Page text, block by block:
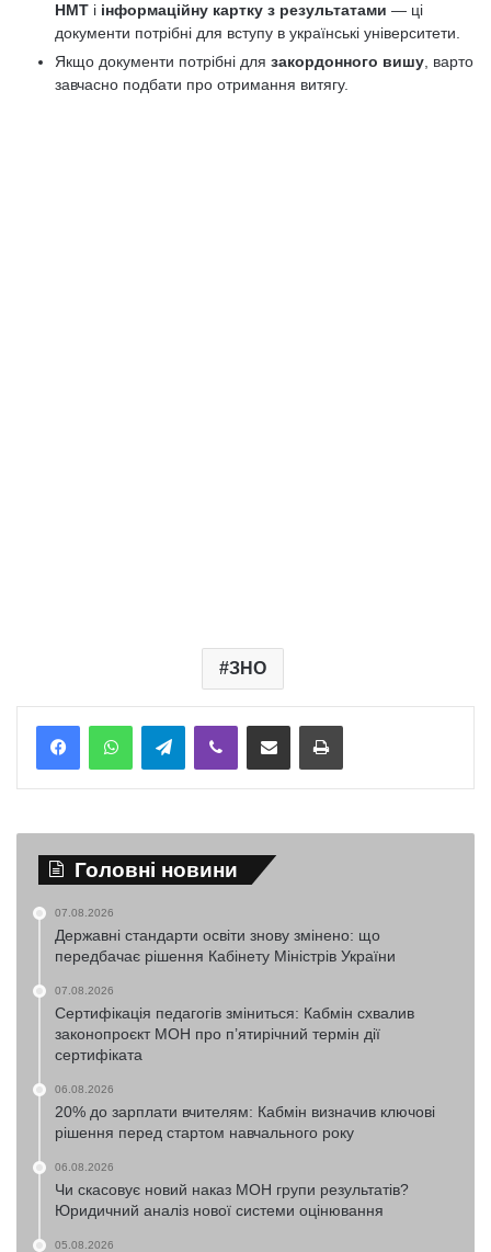
НМТ і інформаційну картку з результатами — ці
документи потрібні для вступу в українські університети.
Якщо документи потрібні для закордонного вишу , варто
завчасно подбати про отримання витягу.
ЗНО
TelegramViber Надіслати електронною поштоюНадрукувати
Головні новини
07.08.2026
Державні стандарти освіти знову змінено: що
передбачає рішення Кабінету Міністрів України
07.08.2026
Сертифікація педагогів зміниться: Кабмін схвалив
законопроєкт МОН про п’ятирічний термін дії
сертифіката
06.08.2026
20% до зарплати вчителям: Кабмін визначив ключові
рішення перед стартом навчального року
06.08.2026
Чи скасовує новий наказ МОН групи результатів?
Юридичний аналіз нової системи оцінювання
05.08.2026